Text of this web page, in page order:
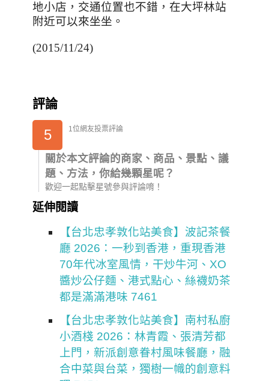
地小店，交通位置也不錯，在大坪林站
附近可以來坐坐。
(2015/11/24)
評論
5 1位網友投票評論
關於本文評論的商家、商品、景點、議
題、方法，你給幾顆星呢？
歡迎一起點擊星號參與評論唷！
延伸閱讀
【台北忠孝敦化站美食】波記茶餐
廳 2026：一秒到香港，重現香港
70年代冰室風情，干炒牛河、XO
醬炒公仔麵、港式點心、絲襪奶茶
都是滿滿港味 7461
【台北忠孝敦化站美食】南村私廚
小酒棧 2026：林青霞、張清芳都
上門，新派創意眷村風味餐廳，融
合中菜與台菜，獨樹一幟的創意料